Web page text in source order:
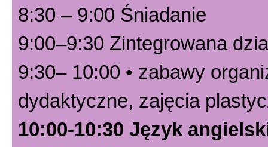
8:30 – 9:00 Śniadanie
9:00–9:30 Zintegrowana
9:30– 10:00 • zabawy
dydaktyczne, zajęcia
10:00-10:30 Język